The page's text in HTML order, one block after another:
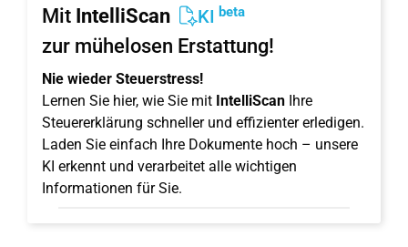
Mit IntelliScan KI beta
zur mühelosen Erstattung!
Nie wieder Steuerstress!
Lernen Sie hier, wie Sie mit IntelliScan Ihre
Steuererklärung schneller und effizienter erledigen.
Laden Sie einfach Ihre Dokumente hoch – unsere
KI erkennt und verarbeitet alle wichtigen
Informationen für Sie.